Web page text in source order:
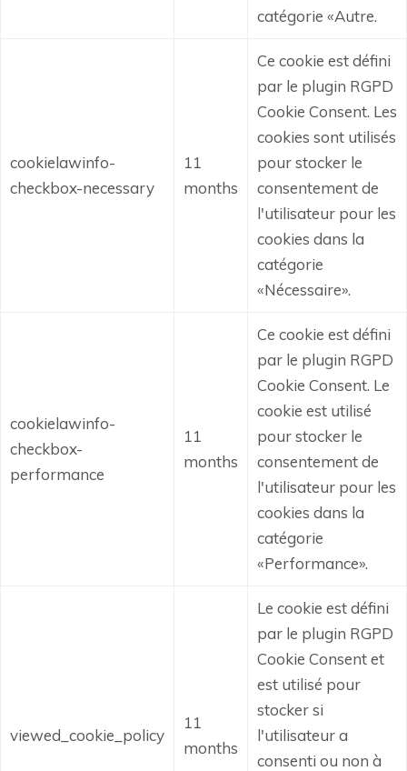
catégorie «Autre.
cookielawinfo-
checkbox-necessary
11
months
Ce cookie est défini
par le plugin RGPD
Cookie Consent. Les
cookies sont utilisés
pour stocker le
consentement de
l'utilisateur pour les
cookies dans la
catégorie
«Nécessaire».
cookielawinfo-
checkbox-
performance
11
months
Ce cookie est défini
par le plugin RGPD
Cookie Consent. Le
cookie est utilisé
pour stocker le
consentement de
l'utilisateur pour les
cookies dans la
catégorie
«Performance».
viewed_cookie_policy
11
months
Le cookie est défini
par le plugin RGPD
Cookie Consent et
est utilisé pour
stocker si
l'utilisateur a
consenti ou non à